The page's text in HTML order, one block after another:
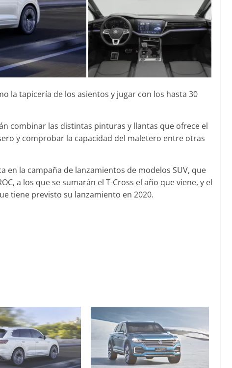
la tapicería de los asientos y jugar con los hasta 30
combinar las distintas pinturas y llantas que ofrece el
y comprobar la capacidad del maletero entre otras
en la campaña de lanzamientos de modelos SUV, que
a los que se sumarán el T-Cross el año que viene, y el
tiene previsto su lanzamiento en 2020.
Seguridad
Mercedes-Benz ESF 05: 50
años de seguridad
21 de octubre de 2021